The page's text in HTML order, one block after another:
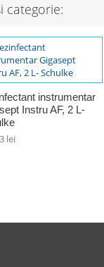
categorie:
instrumentar
Instru AF, 2 L-
lei